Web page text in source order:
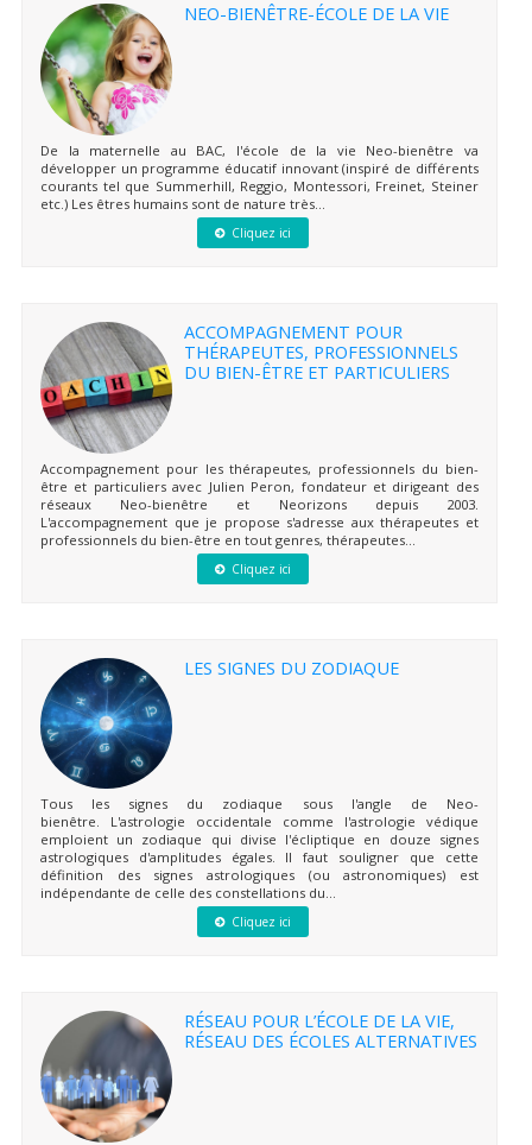
NEO-BIENÊTRE-ÉCOLE DE LA VIE
De la maternelle au BAC, l'école de la vie Neo-bienêtre va
développer un programme éducatif innovant (inspiré de différents
courants tel que Summerhill, Reggio, Montessori, Freinet, Steiner
etc.) Les êtres humains sont de nature très...
Cliquez ici
ACCOMPAGNEMENT POUR
THÉRAPEUTES, PROFESSIONNELS
DU BIEN-ÊTRE ET PARTICULIERS
Accompagnement pour les thérapeutes, professionnels du bien-
être et particuliers avec Julien Peron, fondateur et dirigeant des
réseaux Neo-bienêtre et Neorizons depuis 2003.
L'accompagnement que je propose s'adresse aux thérapeutes et
professionnels du bien-être en tout genres, thérapeutes...
Cliquez ici
LES SIGNES DU ZODIAQUE
Tous les signes du zodiaque sous l'angle de Neo-
bienêtre. L'astrologie occidentale comme l'astrologie védique
emploient un zodiaque qui divise l'écliptique en douze signes
astrologiques d'amplitudes égales. Il faut souligner que cette
définition des signes astrologiques (ou astronomiques) est
indépendante de celle des constellations du...
Cliquez ici
RÉSEAU POUR L’ÉCOLE DE LA VIE,
RÉSEAU DES ÉCOLES ALTERNATIVES